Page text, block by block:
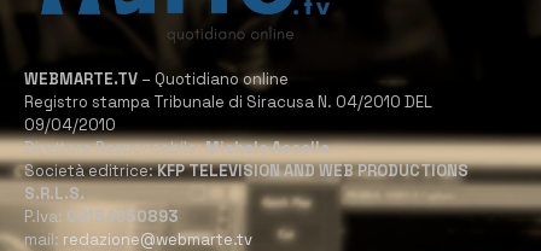
WEBMARTE.TV – Quotidiano online
Registro stampa Tribunale di Siracusa N. 04/2010 DEL
09/04/2010
Direttore Responsabile:Michele Accolla
Società editrice:KFP TELEVISION AND WEB PRODUCTIONS
S.R.L.S.
P.Iva: 02184950893
mail: redazione@webmarte.tv